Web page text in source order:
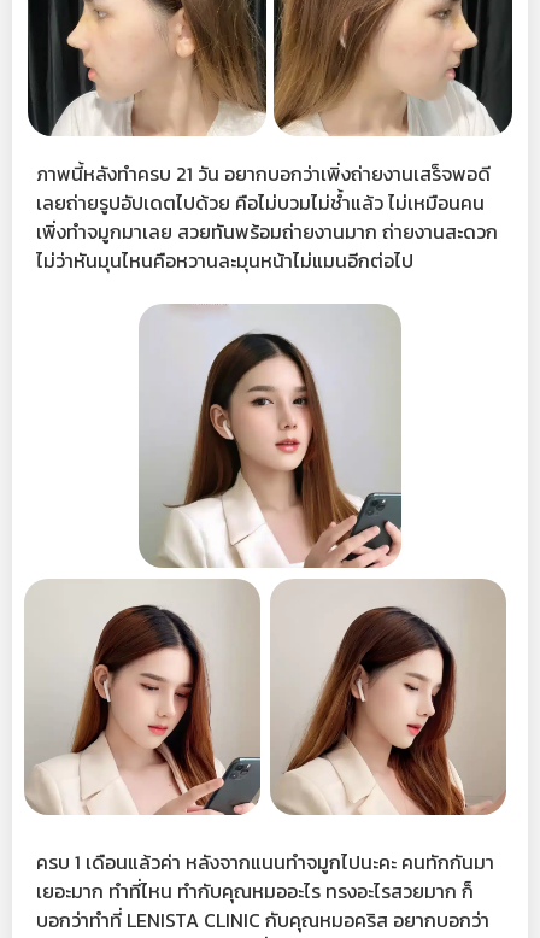
ภาพนี้หลังทำครบ 21 วัน อยากบอกว่าเพิ่งถ่ายงานเสร็จพอดี
เลยถ่ายรูปอัปเดตไปด้วย คือไม่บวมไม่ช้ำแล้ว ไม่เหมือนคน
เพิ่งทำจมูกมาเลย สวยทันพร้อมถ่ายงานมาก ถ่ายงานสะดวก
ไม่ว่าหันมุนไหนคือหวานละมุนหน้าไม่แมนอีกต่อไป
ครบ 1 เดือนแล้วค่า หลังจากแนนทำจมูกไปนะคะ คนทักกันมา
เยอะมาก ทำที่ไหน ทำกับคุณหมออะไร ทรงอะไรสวยมาก ก็
บอกว่าทำที่ LENISTA CLINIC กับคุณหมอคริส อยากบอกว่า